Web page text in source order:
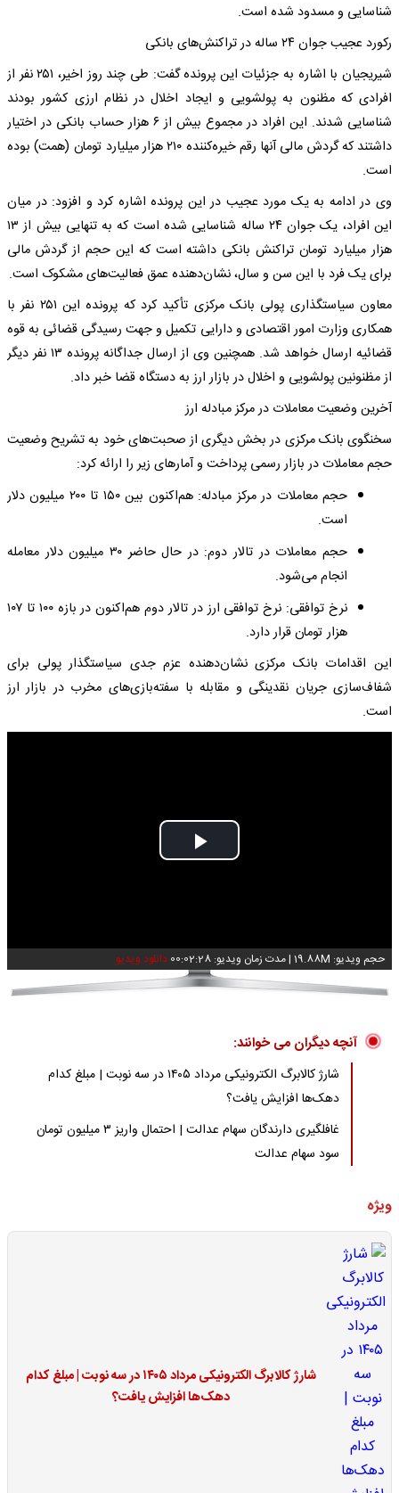
شناسایی و مسدود شده است.
رکورد عجیب جوان ۲۴ ساله در تراکنش‌های بانکی
شیریجیان با اشاره به جزئیات این پرونده گفت: طی چند روز اخیر، ۲۵۱ نفر از
افرادی که مظنون به پولشویی و ایجاد اخلال در نظام ارزی کشور بودند
شناسایی شدند. این افراد در مجموع بیش از ۶ هزار حساب بانکی در اختیار
داشتند که گردش مالی آنها رقم خیره‌کننده ۲۱۰ هزار میلیارد تومان (همت) بوده
است.
وی در ادامه به یک مورد عجیب در این پرونده اشاره کرد و افزود: در میان
این افراد، یک جوان ۲۴ ساله شناسایی شده است که به تنهایی بیش از ۱۳
هزار میلیارد تومان تراکنش بانکی داشته است که این حجم از گردش مالی
برای یک فرد با این سن و سال، نشان‌دهنده عمق فعالیت‌های مشکوک است.
معاون سیاستگذاری پولی بانک مرکزی تأکید کرد که پرونده این ۲۵۱ نفر با
همکاری وزارت امور اقتصادی و دارایی تکمیل و جهت رسیدگی قضائی به قوه
قضائیه ارسال خواهد شد. همچنین وی از ارسال جداگانه پرونده ۱۳ نفر دیگر
از مظنونین پولشویی و اخلال در بازار ارز به دستگاه قضا خبر داد.
آخرین وضعیت معاملات در مرکز مبادله ارز
سخنگوی بانک مرکزی در بخش دیگری از صحبت‌های خود به تشریح وضعیت
حجم معاملات در بازار رسمی پرداخت و آمارهای زیر را ارائه کرد:
حجم معاملات در مرکز مبادله: هم‌اکنون بین ۱۵۰ تا ۲۰۰ میلیون دلار
است.
حجم معاملات در تالار دوم: در حال حاضر ۳۰ میلیون دلار معامله
انجام می‌شود.
نرخ توافقی: نرخ توافقی ارز در تالار دوم هم‌اکنون در بازه ۱۰۰ تا ۱۰۷
هزار تومان قرار دارد.
این اقدامات بانک مرکزی نشان‌دهنده عزم جدی سیاستگذار پولی برای
شفاف‌سازی جریان نقدینگی و مقابله با سفته‌بازی‌های مخرب در بازار ارز
است.
Play
حجم ویدیو: 19.88M |مدت زمان ویدیو: 00:02:28 دانلود ویدیو
آنچه دیگران می خوانند:
شارژ کالابرگ الکترونیکی مرداد ۱۴۰۵ در سه نوبت | مبلغ کدام
دهک‌ها افزایش یافت؟
غافلگیری دارندگان سهام عدالت | احتمال واریز ۳ میلیون تومان
سود سهام عدالت
ویژه
شارژ کالابرگ الکترونیکی مرداد ۱۴۰۵ در سه نوبت | مبلغ کدام
دهک‌ها افزایش یافت؟